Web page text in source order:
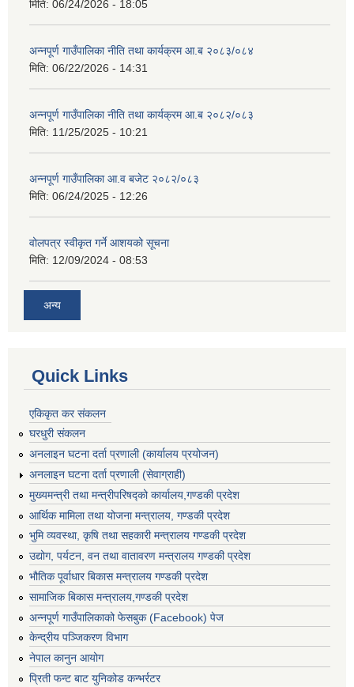
मिति: 06/24/2026 - 18:05
अन्नपूर्ण गाउँपालिका नीति तथा कार्यक्रम आ.ब २०८३/०८४
मिति: 06/22/2026 - 14:31
अन्नपूर्ण गाउँपालिका नीति तथा कार्यक्रम आ.ब २०८२/०८३
मिति: 11/25/2025 - 10:21
अन्नपूर्ण गाउँपालिका आ.व बजेट २०८२/०८३
मिति: 06/24/2025 - 12:26
वोलपत्र स्वीकृत गर्ने आशयको सूचना
मिति: 12/09/2024 - 08:53
अन्य
Quick Links
एकिकृत कर संकलन
घरधुरी संकलन
अनलाइन घटना दर्ता प्रणाली (कार्यालय प्रयोजन)
अनलाइन घटना दर्ता प्रणाली (सेवाग्राही)
मुख्यमन्त्री तथा मन्त्रीपरिषद्को कार्यालय,गण्डकी प्रदेश
आर्थिक मामिला तथा योजना मन्त्रालय, गण्डकी प्रदेश
भुमि व्यवस्था, कृषि तथा सहकारी मन्त्रालय गण्डकी प्रदेश
उद्योग, पर्यटन, वन तथा वातावरण मन्त्रालय गण्डकी प्रदेश
भौतिक पूर्वाधार बिकास मन्त्रालय गण्डकी प्रदेश
सामाजिक बिकास मन्त्रालय,गण्डकी प्रदेश
अन्नपूर्ण गाउँपालिकाको फेसबुक (Facebook) पेज
केन्द्रीय पञ्जिकरण विभाग
नेपाल कानुन आयोग
प्रिती फन्ट बाट युनिकोड कन्भर्रटर